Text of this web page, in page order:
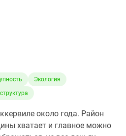
Экология
около года. Район
хватает и главное можно